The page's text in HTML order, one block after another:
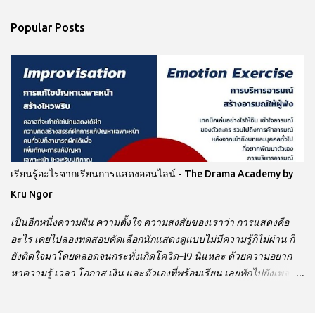
Popular Posts
เรียนรู้อะไรจากเรียนการแสดงออนไลน์ - The Drama Academy by
Kru Ngor
เป็นอีกหนึ่งความฝัน ความตั้งใจ ความสงสัยของเราว่า การแสดงคือ
อะไร เคยไปลองทดสอบคัดเลือกนักแสดงดูแบบไม่มีความรู้ก็ไม่ผ่าน ก็
ยังติดใจมาโดยตลอดจนกระทั่งเกิดโควิด-19 นิแหละ ด้วยความอยาก
หาความรู้ เวลา โอกาส เงิน และตัวเองที่พร้อมเรียน เลยทักไปยังเพจ